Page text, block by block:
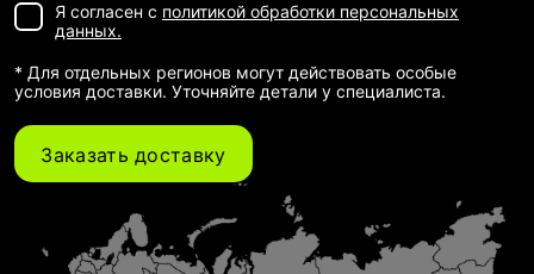
Я согласен с политикой обработки персональных
данных.
* Для отдельных регионов могут действовать особые
условия доставки. Уточняйте детали у специалиста.
Заказать доставку